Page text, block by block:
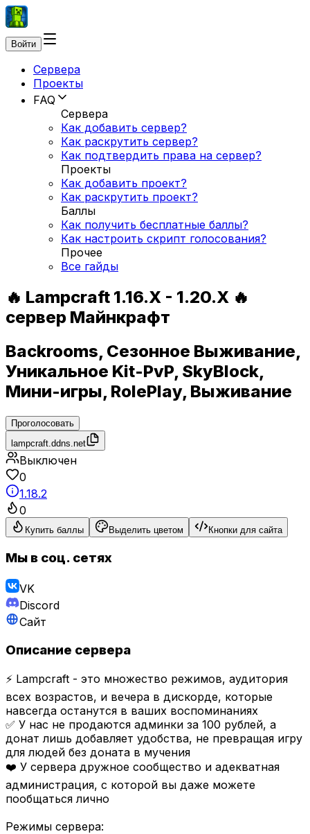
Войти
Сервера
Проекты
FAQ
Сервера
Как добавить сервер?
Как раскрутить сервер?
Как подтвердить права на сервер?
Проекты
Как добавить проект?
Как раскрутить проект?
Баллы
Как получить бесплатные баллы?
Как настроить скрипт голосования?
Прочее
Все гайды
🔥 Lampcraft 1.16.X - 1.20.X 🔥
сервер Майнкрафт
Backrooms, Сезонное Выживание,
Уникальное Kit-PvP, SkyBlock,
Мини-игры, RolePlay, Выживание
Проголосовать
lampcraft.ddns.net
Выключен
0
1.18.2
0
Купить баллы Выделить цветом Кнопки для сайта
Мы в соц. сетях
VK
Discord
Сайт
Описание сервера
⚡ Lampcraft - это множество режимов, аудитория
всех возрастов, и вечера в дискорде, которые
навсегда останутся в ваших воспоминаниях
✅ У нас не продаются админки за 100 рублей, а
донат лишь добавляет удобства, не превращая игру
для людей без доната в мучения
❤️ У сервера дружное сообщество и адекватная
администрация, с которой вы даже можете
пообщаться лично
Режимы сервера: